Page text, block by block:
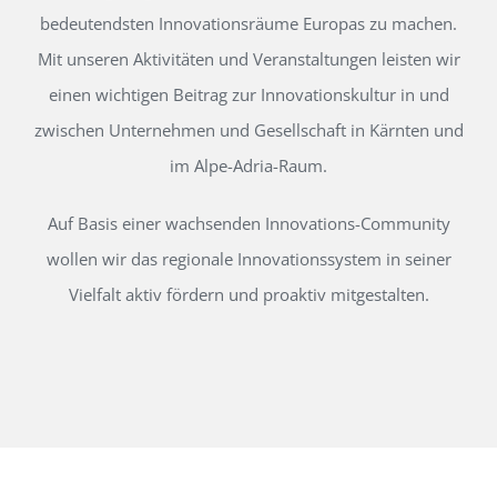
bedeutendsten Innovationsräume Europas zu machen.
Mit unseren Aktivitäten und Veranstaltungen leisten wir
einen wichtigen Beitrag zur Innovationskultur in und
zwischen Unternehmen und Gesellschaft in Kärnten und
im Alpe-Adria-Raum.
Auf Basis einer wachsenden Innovations-Community
wollen wir das regionale Innovationssystem in seiner
Vielfalt aktiv fördern und proaktiv mitgestalten.